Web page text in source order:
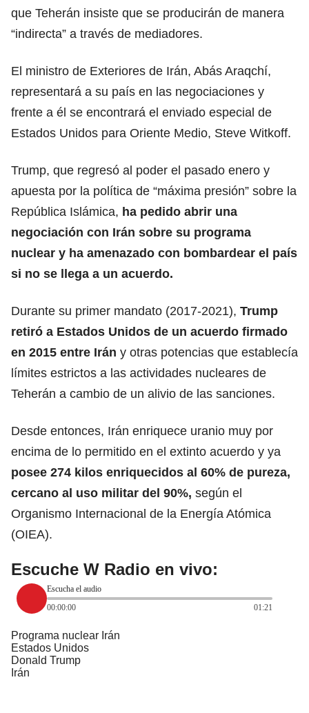
que Teherán insiste que se producirán de manera
“indirecta” a través de mediadores.
El ministro de Exteriores de Irán, Abás Araqchí,
representará a su país en las negociaciones y
frente a él se encontrará el enviado especial de
Estados Unidos para Oriente Medio, Steve Witkoff.
Trump, que regresó al poder el pasado enero y
apuesta por la política de “máxima presión” sobre la
República Islámica, ha pedido abrir una
negociación con Irán sobre su programa
nuclear y ha amenazado con bombardear el país
si no se llega a un acuerdo.
Durante su primer mandato (2017-2021), Trump
retiró a Estados Unidos de un acuerdo firmado
en 2015 entre Irán y otras potencias que establecía
límites estrictos a las actividades nucleares de
Teherán a cambio de un alivio de las sanciones.
Desde entonces, Irán enriquece uranio muy por
encima de lo permitido en el extinto acuerdo y ya
posee 274 kilos enriquecidos al 60% de pureza,
cercano al uso militar del 90%, según el
Organismo Internacional de la Energía Atómica
(OIEA).
Escuche W Radio en vivo:
Escucha el audio
00:00:00
01:21
Programa nuclear Irán
Estados Unidos
Donald Trump
Irán